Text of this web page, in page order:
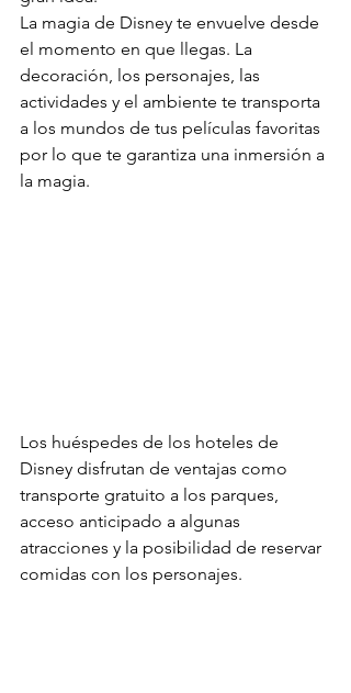
La magia de Disney te envuelve desde
el momento en que llegas. La
decoración, los personajes, las
actividades y el ambiente te transporta
a los mundos de tus películas favoritas
por lo que te garantiza una inmersión a
la magia.
Los huéspedes de los hoteles de
Disney disfrutan de ventajas como
transporte gratuito a los parques,
acceso anticipado a algunas
atracciones y la posibilidad de reservar
comidas con los personajes.